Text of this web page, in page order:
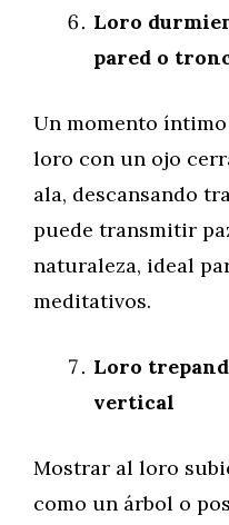
Loro
pared o
Un momento
loro con un ojo
ala, descansando
puede transmitir
naturaleza, ideal
meditativos.
Loro
vertical
Mostrar al loro
como un árbol o